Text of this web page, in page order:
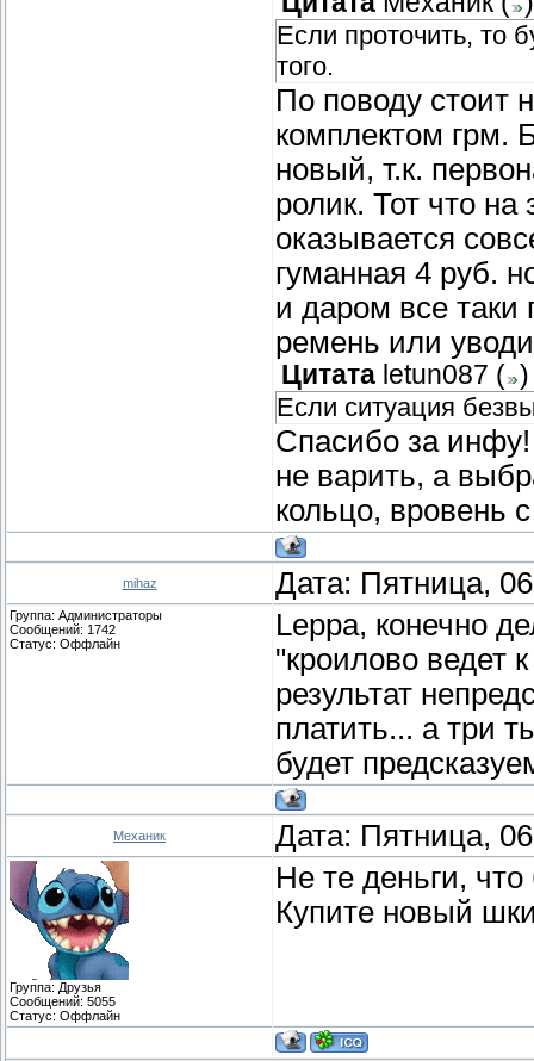
Если проточить, то
того.
По поводу стоит
комплектом грм.
новый, т.к.
ролик. Тот что
оказывается
гуманная 4 руб.
и даром все таки
ремень или
Цитата letun087 ( )
Если ситуация
Спасибо за инфу!
не варить, а
кольцо, вровень
mihaz Дата: Пятница,
Группа: Администраторы
Сообщений: 1742
Статус: Оффлайн
Leppa, конечно
"кроилово ведет
результат
платить... а три
будет
Механик Дата: Пятница,
Группа: Друзья
Сообщений: 5055
Статус: Оффлайн
Не те деньги,
Купите новый